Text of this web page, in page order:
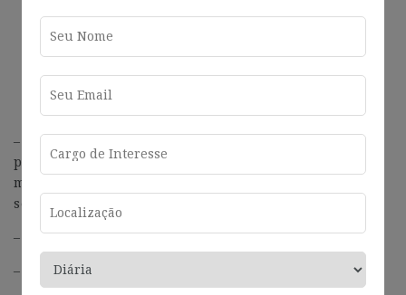
Excelente ambiente de trabajo en un equipo
Posibilidades de desarrollo profesional y
crecimiento dentro de la empresa.
– Persona orientada a los resultados, con capacidad de
persuasión, perseverante, proactiva, organizada,
metódica, con afán de superación y vocación de
servicio.
– Buena presencia y habilidades comunicativas.
– Carnet de conducir y vehículo propio.